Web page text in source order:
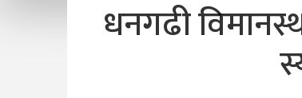
धनगढी